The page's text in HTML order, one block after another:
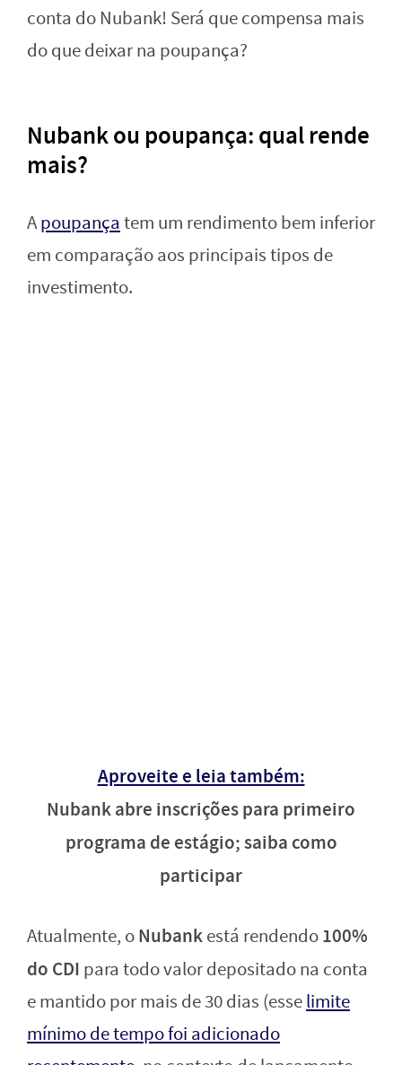
conta do Nubank! Será que compensa mais
do que deixar na poupança?
Nubank ou poupança: qual rende
mais?
Apoupançatem um rendimento bem inferior
em comparação aos principais tipos de
investimento.
Aproveite e leia também:
Nubank abre inscrições para primeiro
programa de estágio; saiba como
participar
Atualmente, oNubankestá rendendo100%
do CDI para todo valor depositado na conta
e mantido por mais de 30 dias (esselimite
mínimo de tempo foi adicionado